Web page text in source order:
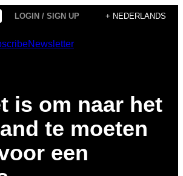
LOGIN / SIGN UP + NEDERLANDS
Newsletter
is om naar het
te moeten
een